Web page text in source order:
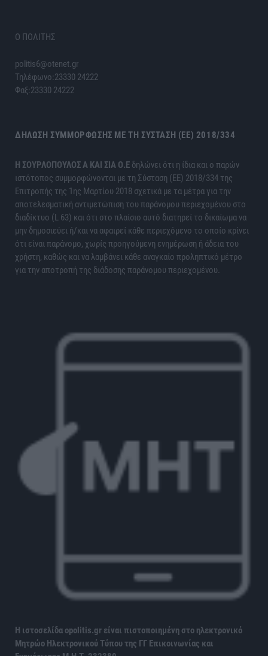
Ο ΠΟΛΙΤΗΣ
politis6@otenet.gr
Τηλέφωνο:23330 24222
Φαξ:23330 24222
ΔΉΛΩΣΗ ΣΥΜΜΌΡΦΩΣΗΣ ΜΕ ΤΗ ΣΎΣΤΑΣΗ (ΕΕ) 2018/334
H ΣΟΥΡΛΟΠΟΥΛΟΣ Α ΚΑΙ ΣΙΑ Ο.Ε δηλώνει ότι η ίδια και ο παρών
ιστότοπος συμμορφώνονται με τη Σύσταση (ΕΕ) 2018/334 της
Επιτροπής της 1ης Μαρτίου 2018 σχετικά με τα μέτρα για την
αποτελεσματική αντιμετώπιση του παράνομου περιεχομένου στο
διαδίκτυο (L 63) και ότι στο πλαίσιο αυτό διατηρεί το δικαίωμα να
μην δημοσιεύει ή/και να αφαιρεί κάθε περιεχόμενο το οποίο κρίνει
ότι είναι παράνομο, χωρίς προηγούμενη ενημέρωση ή άδεια του
χρήστη, καθώς και να λαμβάνει κάθε αναγκαίο προληπτικό μέτρο
για την αποτροπή της διάδοσης παράνομου περιεχομένου.
Η ιστοσελίδα opolitis.gr είναι πιστοποιημένη στο ηλεκτρονικό
Μητρώο Ηλεκτρονικού Τύπου της ΓΓ Επικοινωνίας και